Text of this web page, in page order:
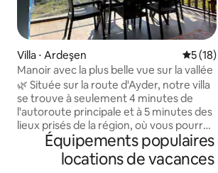
Villa ⋅ Ardeşen
5 (18)
Manoir avec la plus belle vue sur la vallée
🌿 Située sur la route d'Ayder, notre villa
se trouve à seulement 4 minutes de
l'autoroute principale et à 5 minutes des
lieux prisés de la région, où vous pourrez
découvrir d'excellents restaurants et de
nombreuses activités. Notre villa de
2 chambres offre un séjour paisible
Équipements populaires
locations de vacances